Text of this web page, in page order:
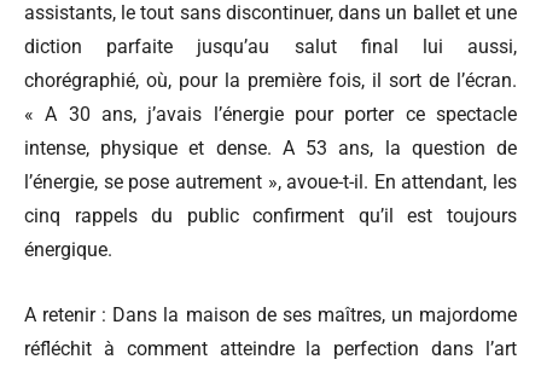
assistants, le tout sans discontinuer, dans un ballet et une
diction parfaite jusqu’au salut final lui aussi,
chorégraphié, où, pour la première fois, il sort de l’écran.
« A 30 ans, j’avais l’énergie pour porter ce spectacle
intense, physique et dense. A 53 ans, la question de
l’énergie, se pose autrement », avoue-t-il. En attendant, les
cinq rappels du public confirment qu’il est toujours
énergique.
A retenir : Dans la maison de ses maîtres, un majordome
réfléchit à comment atteindre la perfection dans l’art